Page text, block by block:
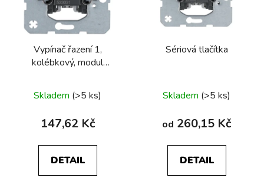
Vypínač řazení 1,
kolébkový, modul
Skladem (>5 ks)
147,62 Kč
DETAIL
Sériová tlačítka
Skladem (>5 ks)
od 260,15 Kč
DETAIL